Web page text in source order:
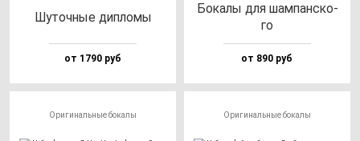
Шуточ­ные дип­ло­мы
от 1790 руб
Бока­лы для шам­пан­ско­
го
от 890 руб
Оригинальные бокалы Оригинальные бокалы